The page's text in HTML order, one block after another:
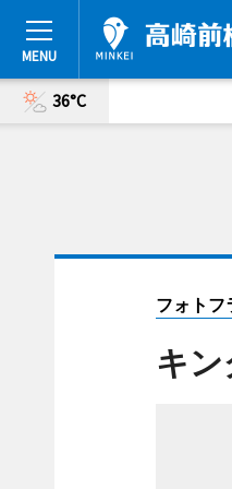
36°C
フォトフ
キン